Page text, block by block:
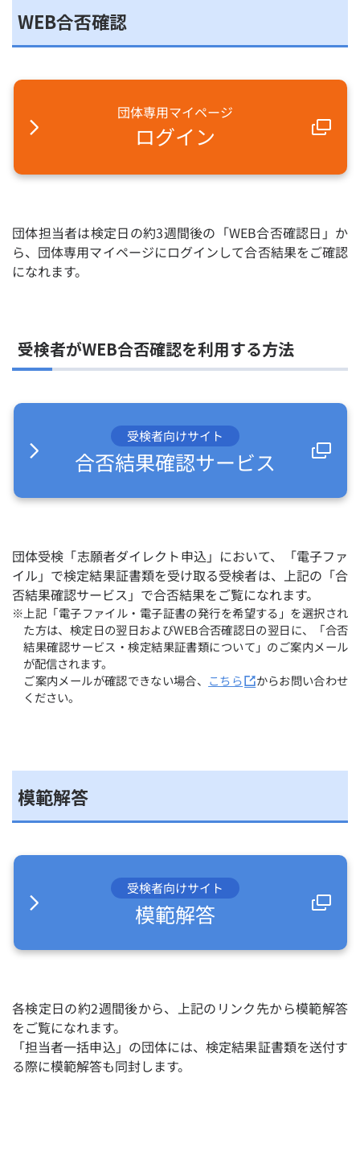
WEB合否確認
団体専用マイページ
ログイン
団体担当者は検定日の約3週間後の「WEB合否確認日」か
ら、団体専用マイページにログインして合否結果をご確認
になれます。
受検者がWEB合否確認を利用する方法
受検者向けサイト
合否結果確認サービス
団体受検「志願者ダイレクト申込」において、「電子ファ
イル」で検定結果証書類を受け取る受検者は、上記の「合
否結果確認サービス」で合否結果をご覧になれます。
※上記「電子ファイル・電子証書の発行を希望する」を選択され
た方は、検定日の翌日およびWEB合否確認日の翌日に、「合否
結果確認サービス・検定結果証書類について」のご案内メール
が配信されます。
ご案内メールが確認できない場合、 こちら
からお問い合わせ
ください。
模範解答
受検者向けサイト
模範解答
各検定日の約2週間後から、上記のリンク先から模範解答
をご覧になれます。
「担当者一括申込」の団体には、検定結果証書類を送付す
る際に模範解答も同封します。